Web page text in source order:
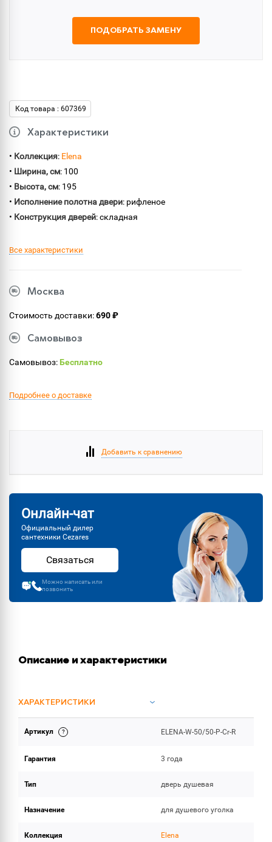
ПОДОБРАТЬ ЗАМЕНУ
Код товара : 607369
Характеристики
• Коллекция: Elena
• Ширина, см: 100
• Высота, см: 195
• Исполнение полотна двери: рифленое
• Конструкция дверей: складная
Все характеристики
Москва
Стоимость доставки:690 ₽
Самовывоз
Самовывоз:Бесплатно
Подробнее о доставке
Добавить к сравнению
Онлайн-чат
Официальный дилер
сантехники Cezares
Связаться
Можно написать или
позвонить
Описание и характеристики
ХАРАКТЕРИСТИКИ
ОБЪЕМ ПОСТАВКИ
Артикул ELENA-W-50/50-P-Cr-R
Гарантия 3 года
Тип дверь душевая
Назначение для душевого уголка
Коллекция Elena